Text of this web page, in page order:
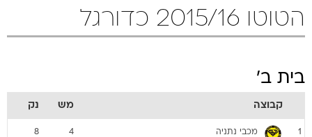
הטוטו 2015/16 כדורגל
בית ב'
קבוצה מש נק
1 מכבי נתניה 4
8